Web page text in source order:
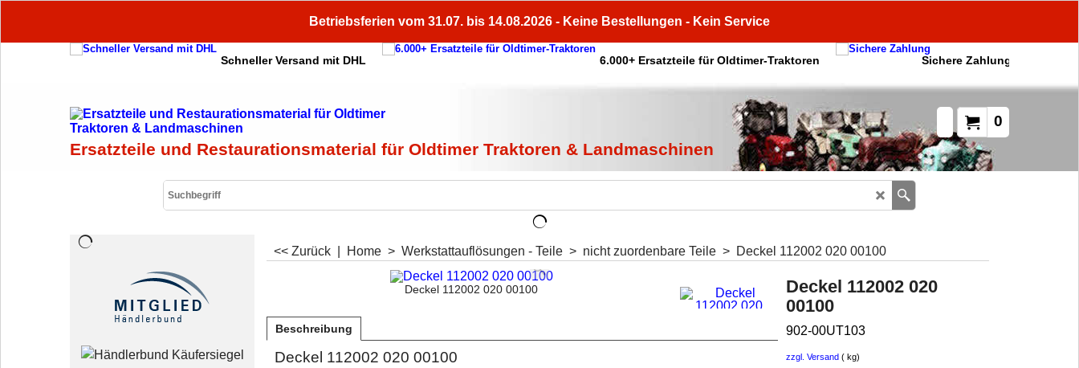
Betriebsferien vom 31.07. bis 14.08.2026 - Keine Bestellungen - Kein Service
Schneller Versand mit DHL 6.000+ Ersatzteile für Oldtimer-Traktoren Sichere Zahlung
0
Ersatzteile und Restaurationsmaterial für Oldtimer Traktoren & Landmaschinen
<< Zurück Home > Werkstattauflösungen - Teile > nicht zuordenbare Teile > Deckel 112002 020 00100
Deckel 112002 020 00100
Deckel 112002 020
00100
902-00UT103
zzgl. Versand kg
Beschreibung
Deckel 112002 020 00100